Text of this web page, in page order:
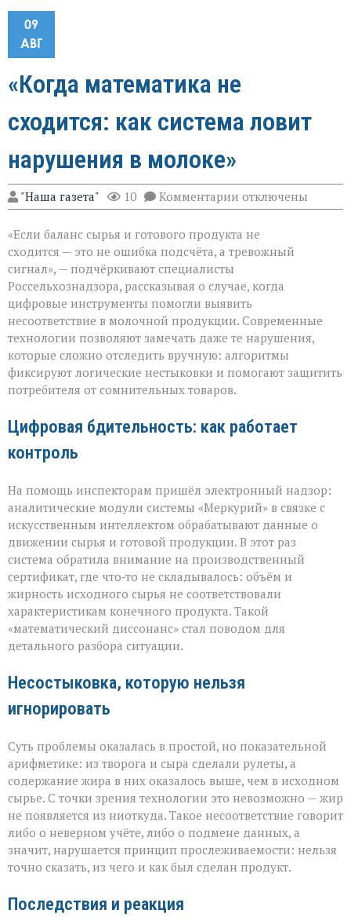
09
АВГ
«Когда математика не
сходится: как система ловит
нарушения в молоке»
"Наша газета" 10 Комментарии к
записи
математика
не
система
ловит
нарушения
в
молоке»
отключены
«Если баланс сырья и готового продукта не
сходится — это не ошибка подсчёта, а тревожный
сигнал», — подчёркивают специалисты
Россельхознадзора, рассказывая о случае, когда
цифровые инструменты помогли выявить
несоответствие в молочной продукции. Современные
технологии позволяют замечать даже те нарушения,
которые сложно отследить вручную: алгоритмы
фиксируют логические нестыковки и помогают защитить
потребителя от сомнительных товаров.
Цифровая бдительность: как работает
контроль
На помощь инспекторам пришёл электронный надзор:
аналитические модули системы «Меркурий» в связке с
искусственным интеллектом обрабатывают данные о
движении сырья и готовой продукции. В этот раз
система обратила внимание на производственный
сертификат, где что‑то не складывалось: объём и
жирность исходного сырья не соответствовали
характеристикам конечного продукта. Такой
«математический диссонанс» стал поводом для
детального разбора ситуации.
Несостыковка, которую нельзя
игнорировать
Суть проблемы оказалась в простой, но показательной
арифметике: из творога и сыра сделали рулеты, а
содержание жира в них оказалось выше, чем в исходном
сырье. С точки зрения технологии это невозможно — жир
не появляется из ниоткуда. Такое несоответствие говорит
либо о неверном учёте, либо о подмене данных, а
значит, нарушается принцип прослеживаемости: нельзя
точно сказать, из чего и как был сделан продукт.
Последствия и реакция